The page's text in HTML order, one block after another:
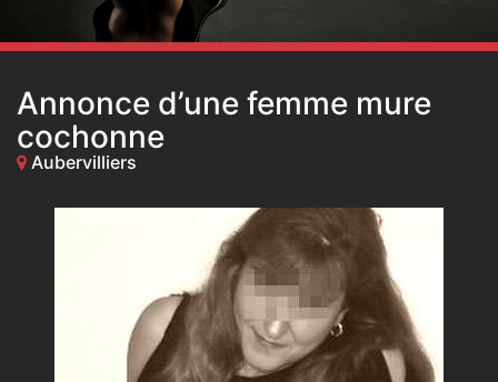
Annonce d’une femme mure
cochonne
Aubervilliers